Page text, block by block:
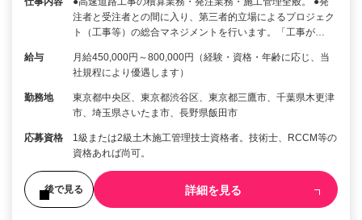
注者と受注者との間に入り、第三者的立場によるプロジェク
ト（工事等）の総合マネジメントを行います。「工事が…
給与
月給450,000円～800,000円（経験・資格・年齢に応じ、当
社規程により優遇します）
勤務地
東京都中央区、東京都渋谷区、東京都三鷹市、千葉県木更津
市、埼玉県さいたま市、長野県飯田市
応募資格
1級または2級土木施工管理技士資格者。技術士、RCCM等の
資格あれば尚可。
後で見る 詳細を見る